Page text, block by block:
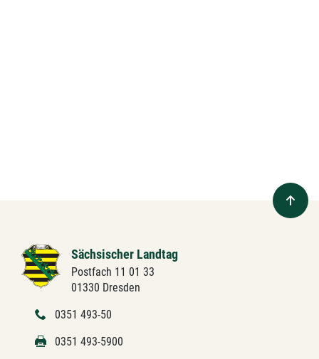
Sächsischer Landtag
Postfach 11 01 33
01330 Dresden
0351 493-50
0351 493-5900